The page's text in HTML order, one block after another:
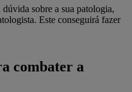
sobre a sua patologia,
Este conseguirá fazer
combater a